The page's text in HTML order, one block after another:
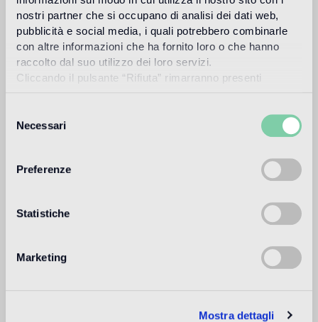
nostri partner che si occupano di analisi dei dati web,
pubblicità e social media, i quali potrebbero combinarle
con altre informazioni che ha fornito loro o che hanno
raccolto dal suo utilizzo dei loro servizi.
Cliccando il pulsante “Rifiuta” rimarranno presenti
tecnici.
delNecessari
Preferenze
Statistiche
Marketing
Mostra dettagli
Destinazione d'uso
non adatto
adatto